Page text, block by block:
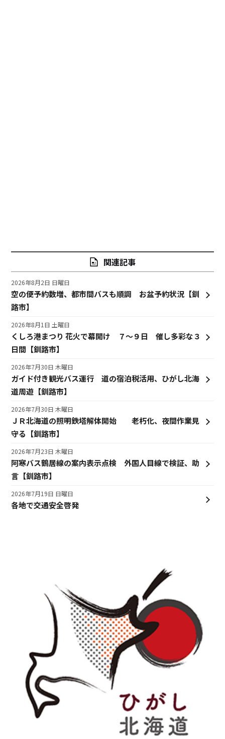
関連記事
空の便予約数増、都市間バスも順調 お盆予約状況【釧
路市】
2026年8月2日 日曜日
くしろ港まつり 花火で幕開け ７～９日 催し多彩な３
日間【釧路市】
2026年8月1日 土曜日
ガイド付き観光バス運行 道の宿泊税活用、ひがし北海
道周遊【釧路市】
2026年7月30日 木曜日
ＪＲ北海道の照明鉄塔解体開始 老朽化、夜間作業見
守る【釧路市】
2026年7月30日 木曜日
阿寒バス鶴居線の案内表示点検 外国人目線で検証、助
言【釧路市】
2026年7月23日 木曜日
各地で交通安全啓発
2026年7月19日 日曜日